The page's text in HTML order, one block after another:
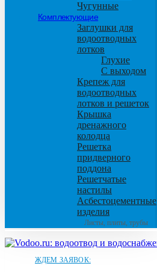
Чугунные
Комплектующие
Заглушки для
водоотводных
лотков
Глухие
С выходом
Крепеж для
водоотводных
лотков и решеток
Крышка
дренажного
колодца
Решетка
придверного
поддона
Решетчатые
настилы
Асбестоцементные
изделия
Листы, плиты, трубы
ЖДЕМ ЗАЯВОК: